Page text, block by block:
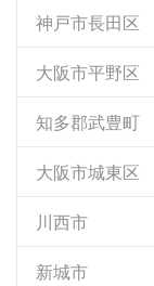
神戸市長田区
大阪市平野区
知多郡武豊町
大阪市城東区
川西市
新城市